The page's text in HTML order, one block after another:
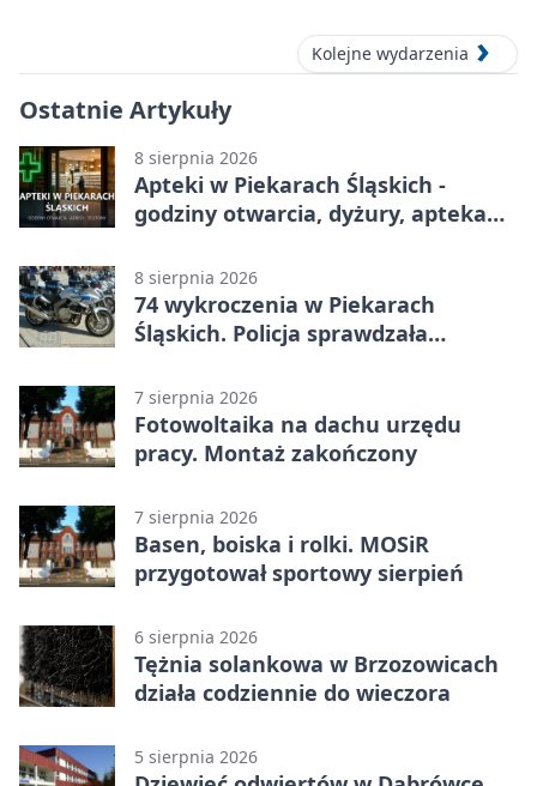
Kolejne wydarzenia
Ostatnie Artykuły
8 sierpnia 2026
Apteki w Piekarach Śląskich -
godziny otwarcia, dyżury, apteka
8 sierpnia 2026
74 wykroczenia w Piekarach
Śląskich. Policja sprawdzała
7 sierpnia 2026
Fotowoltaika na dachu urzędu
pracy. Montaż zakończony
7 sierpnia 2026
Basen, boiska i rolki. MOSiR
przygotował sportowy sierpień
6 sierpnia 2026
Tężnia solankowa w Brzozowicach
działa codziennie do wieczora
5 sierpnia 2026